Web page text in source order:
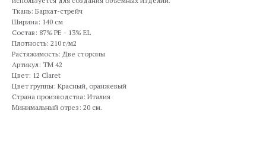
Ткань: Бархат-стрейч
Ширина: 140 см
Состав: 87% PE - 13% EL
Плотность: 210 г/м2
Растяжимость: Две стороны
Артикул: TM 42
Цвет: 12 Claret
Цвет группы: Красный, оранжевый
Страна производства: Италия
Минимальный отрез: 20 см.